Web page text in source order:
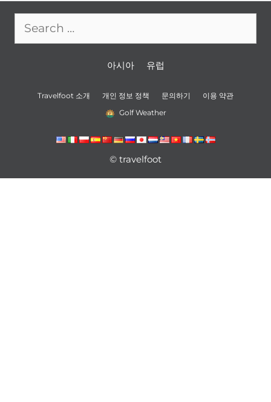
for:
아시아 유럽
Travelfoot 소개 개인 정보 정책 문의하기
이용 약관
Golf Weather
© travelfoot